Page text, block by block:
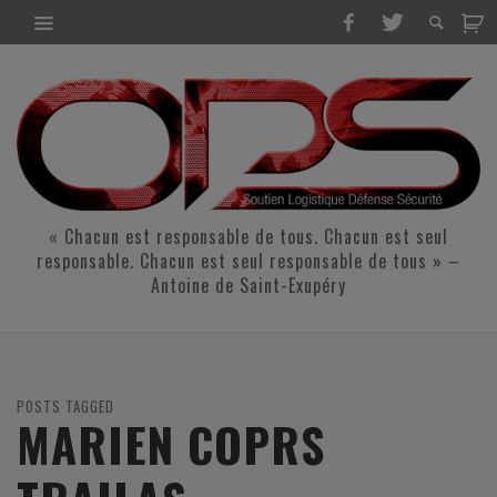
« Chacun est responsable de tous. Chacun est seul
responsable. Chacun est seul responsable de tous » –
Antoine de Saint-Exupéry
POSTS TAGGED
MARIEN COPRS